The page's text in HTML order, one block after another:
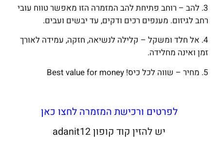
3. להב – רוחב פתיחת להב המזמרה הזו מאפשר טווח עובי
רחב לגיזום. מענפים רכים ודקים, עד יבשים ועבים.
4. אל חלד ומשקל – קלילה לנשיאה, חזקה, עמידה לאורך
זמן ואינה מחלידה.
5. מחיר – שווה לכל כיס! Best value for money
לפרטים ורכישת המזמרה לחצו כאן
יש להזין קוד קופון adanit12